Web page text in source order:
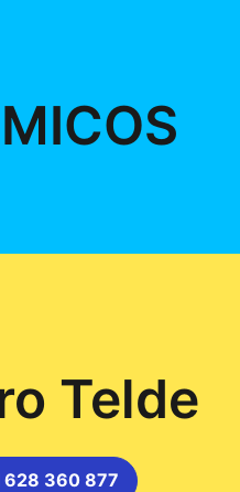
Telde
628 360 877